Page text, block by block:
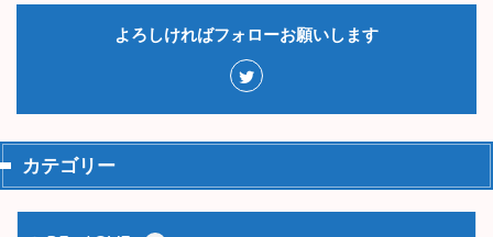
よろしければフォローお願いします
カテゴリー